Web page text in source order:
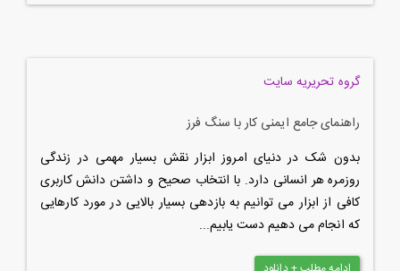
گروه تحریریه سایت
راهنمای جامع ایمنی کار با سنگ فرز
بدون شک در دنیای امروز ابزار نقش بسیار مهمی در زندگی
روزمره هر انسانی دارد. با انتخاب صحیح و داشتن دانش کاربری
کافی از ابزار می توانیم به بازدهی بسیار بالایی در مورد کارهایی
که انجام می دهیم دست یابیم...